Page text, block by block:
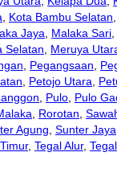
, Kota Bambu Selatan,
Jaya, Malaka Sari,
Selatan, Meruya
, Pegangsaan,
, Petojo Utara,
, Pulo, Pulo
, Rorotan,
Agung, Sunter Jaya
, Tegal Alur,